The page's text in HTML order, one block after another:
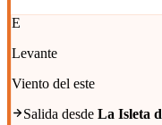
E
Levante
Viento del este
Salida desde La Isleta